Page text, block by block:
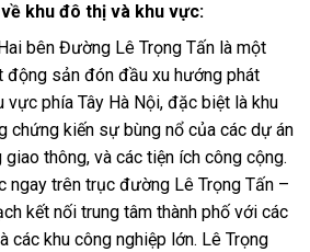
khu đô thị và khu vực:
bên Đường Lê Trọng Tấn là một
động sản đón đầu xu hướng phát
vực phía Tây Hà Nội, đặc biệt là khu
chứng kiến sự bùng nổ của các dự án
thông, và các tiện ích công cộng.
ngay trên trục đường Lê Trọng Tấn –
kết nối trung tâm thành phố với các
các khu công nghiệp lớn. Lê Trọng